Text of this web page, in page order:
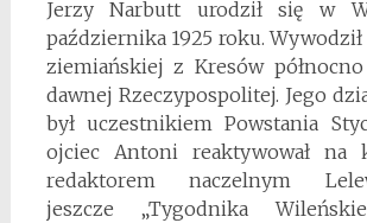
Jerzy Narbutt urodził się w
października 1925 roku.
ziemiańskiej z Kresów
dawnej Rzeczypospolitej. Jego
był uczestnikiem Powstania
ojciec Antoni reaktywował na
redaktorem naczelnym
jeszcze „Tygodnika